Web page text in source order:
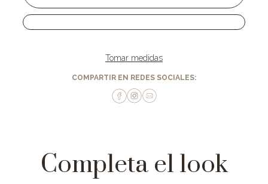
Tomar medidas
COMPARTIR EN REDES SOCIALES:
Completa el look